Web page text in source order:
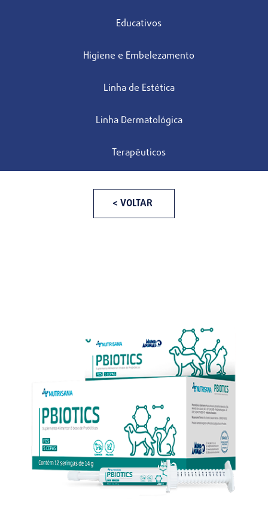
Educativos
Higiene e Embelezamento
Linha de Estética
Linha Dermatológica
Terapêuticos
< VOLTAR